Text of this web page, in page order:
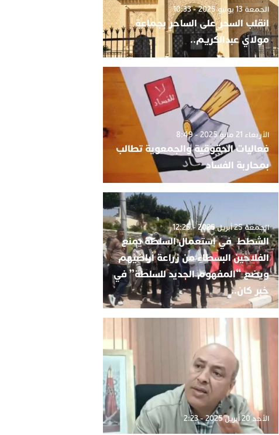
الجمعة 13 يونيو 2025 - 10:33
انقلب السحر على الساحر بجماعة
مولاي عبدالكريم..
الأربعاء 21 مايو 2025 - 8:49
فعاليات الحقوقية والجمعوية تطالب
بمحاربة الفساد
الجمعة 25 أبريل 2025 - 12:25
الشطط في استعمال السلطة يمنع
الفلاحين البسطاء من زراعة أراضيهم
ويضع “المفهوم الجديد للسلطة” في
خبر كان..
الأحد 20 أبريل 2025 - 2:23